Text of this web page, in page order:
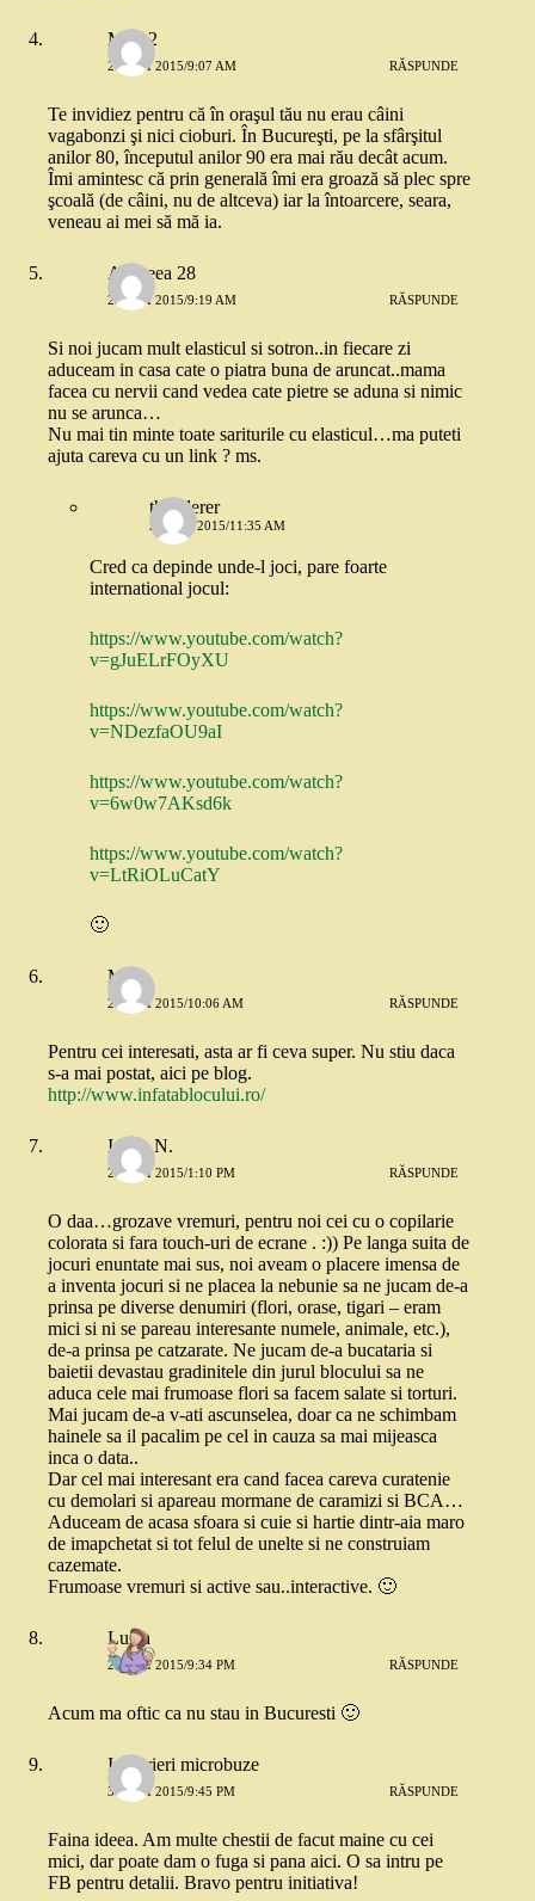
Mira 2
29 MAI 2015/9:07 AM RĂSPUNDE
Te invidiez pentru că în oraşul tău nu erau câini
vagabonzi şi nici cioburi. În Bucureşti, pe la sfârşitul
anilor 80, începutul anilor 90 era mai rău decât acum.
Îmi amintesc că prin generală îmi era groază să plec spre
şcoală (de câini, nu de altceva) iar la întoarcere, seara,
veneau ai mei să mă ia.
Andreea 28
29 MAI 2015/9:19 AM RĂSPUNDE
Si noi jucam mult elasticul si sotron..in fiecare zi
aduceam in casa cate o piatra buna de aruncat..mama
facea cu nervii cand vedea cate pietre se aduna si nimic
nu se arunca…
Nu mai tin minte toate sariturile cu elasticul…ma puteti
ajuta careva cu un link ? ms.
the1derer
29 MAI 2015/11:35 AM
Cred ca depinde unde-l joci, pare foarte
international jocul:
https://www.youtube.com/watch?
v=gJuELrFOyXU
https://www.youtube.com/watch?
v=NDezfaOU9aI
https://www.youtube.com/watch?
v=6w0w7AKsd6k
https://www.youtube.com/watch?
v=LtRiOLuCatY
🙂
Meli
29 MAI 2015/10:06 AM RĂSPUNDE
Pentru cei interesati, asta ar fi ceva super. Nu stiu daca
s-a mai postat, aici pe blog.
http://www.infatablocului.ro/
Ioana N.
29 MAI 2015/1:10 PM RĂSPUNDE
O daa…grozave vremuri, pentru noi cei cu o copilarie
colorata si fara touch-uri de ecrane . :)) Pe langa suita de
jocuri enuntate mai sus, noi aveam o placere imensa de
a inventa jocuri si ne placea la nebunie sa ne jucam de-a
prinsa pe diverse denumiri (flori, orase, tigari – eram
mici si ni se pareau interesante numele, animale, etc.),
de-a prinsa pe catzarate. Ne jucam de-a bucataria si
baietii devastau gradinitele din jurul blocului sa ne
aduca cele mai frumoase flori sa facem salate si torturi.
Mai jucam de-a v-ati ascunselea, doar ca ne schimbam
hainele sa il pacalim pe cel in cauza sa mai mijeasca
inca o data..
Dar cel mai interesant era cand facea careva curatenie
cu demolari si apareau mormane de caramizi si BCA…
Aduceam de acasa sfoara si cuie si hartie dintr-aia maro
de imapchetat si tot felul de unelte si ne construiam
cazemate.
Frumoase vremuri si active sau..interactive. 🙂
Luiza
29 MAI 2015/9:34 PM RĂSPUNDE
Acum ma oftic ca nu stau in Bucuresti 🙂
Inchirieri microbuze
31 MAI 2015/9:45 PM RĂSPUNDE
Faina ideea. Am multe chestii de facut maine cu cei
mici, dar poate dam o fuga si pana aici. O sa intru pe
FB pentru detalii. Bravo pentru initiativa!